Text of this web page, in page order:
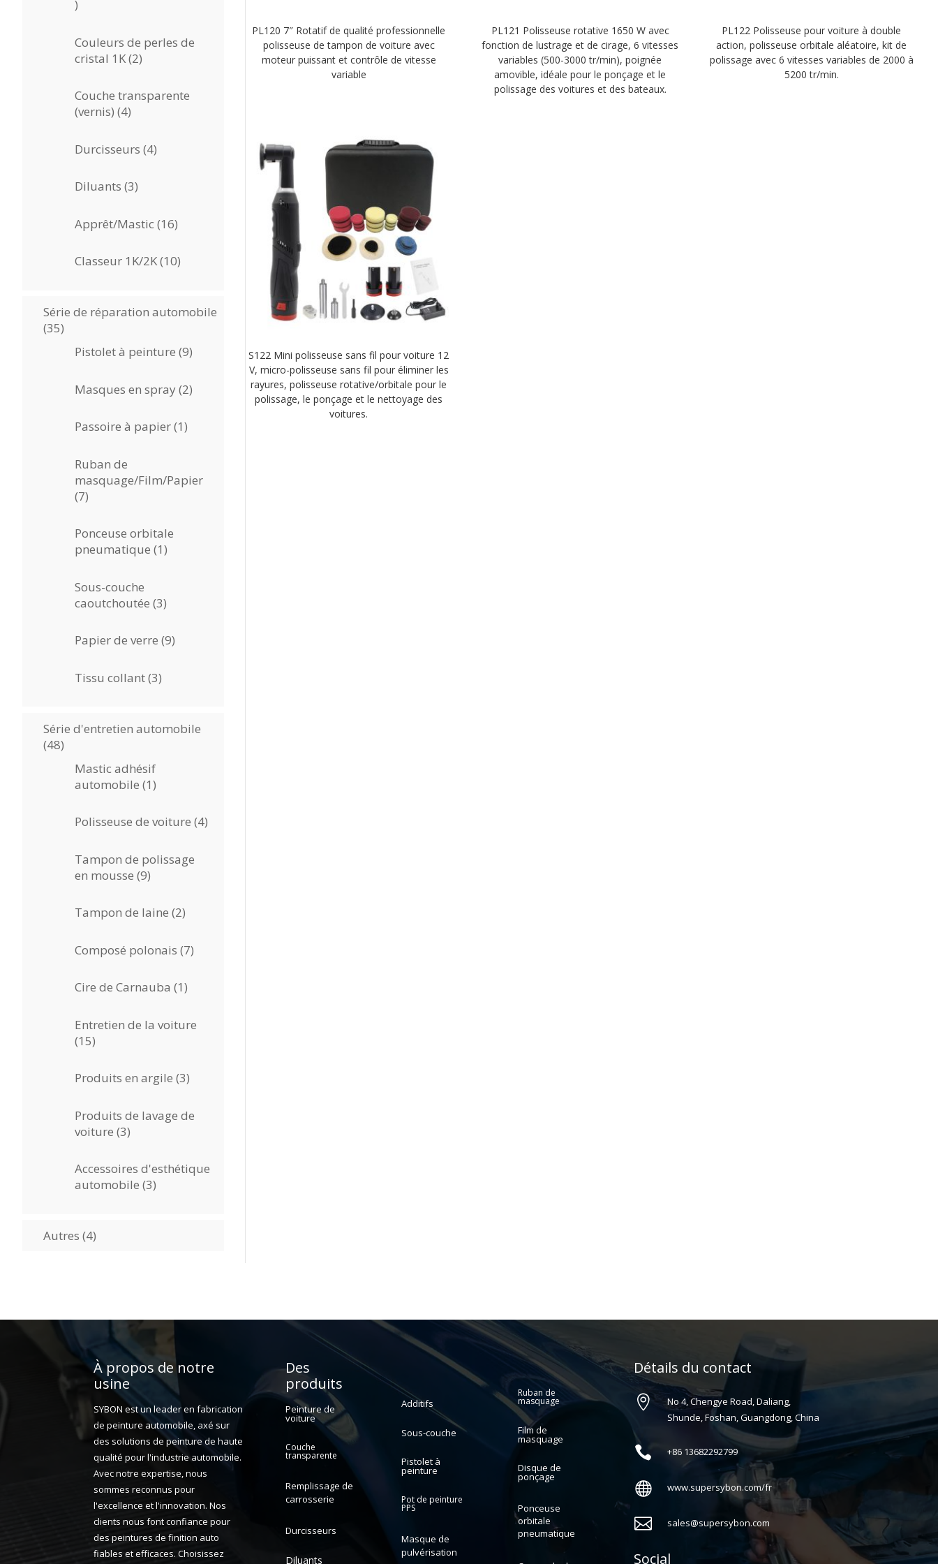
6
Couleurs de perles de
cristal 1K 22
Couche transparente
(vernis) 44
Durcisseurs 44
Diluants 33
Apprêt/Mastic 1616
Classeur 1K/2K 1010
Série de réparation automobile
3535
Pistolet à peinture 99
Masques en spray 22
Passoire à papier 11
Ruban de
masquage/Film/Papier
77
Ponceuse orbitale
pneumatique 11
Sous-couche
caoutchoutée 33
Papier de verre 99
Tissu collant 33
Série d'entretien automobile
4848
Mastic adhésif
automobile 11
Polisseuse de voiture 44
Tampon de polissage
en mousse 99
Tampon de laine 22
Composé polonais 77
Cire de Carnauba 11
Entretien de la voiture
1515
Produits en argile 33
Produits de lavage de
voiture 33
Accessoires d'esthétique
automobile 33
Autres 44
PL120 7″ Rotatif de qualité professionnelle
polisseuse de tampon de voiture avec
moteur puissant et contrôle de vitesse
variable
PL121 Polisseuse rotative 1650 W avec
fonction de lustrage et de cirage, 6 vitesses
variables (500-3000 tr/min), poignée
amovible, idéale pour le ponçage et le
polissage des voitures et des bateaux.
PL122 Polisseuse pour voiture à double
action, polisseuse orbitale aléatoire, kit de
polissage avec 6 vitesses variables de 2000 à
5200 tr/min.
S122 Mini polisseuse sans fil pour voiture 12
V, micro-polisseuse sans fil pour éliminer les
rayures, polisseuse rotative/orbitale pour le
polissage, le ponçage et le nettoyage des
voitures.
À propos de notre
usine
SYBON est un leader en fabrication
de peinture automobile, axé sur
des solutions de peinture de haute
qualité pour l'industrie automobile.
Avec notre expertise, nous
sommes reconnus pour
l'excellence et l'innovation. Nos
clients nous font confiance pour
des peintures de finition auto
fiables et efficaces. Choisissez
Des
produits
Peinture de
voiture
Couche
transparente
Remplissage de
carrosserie
Durcisseurs
Diluants
Automotive
Additifs
Sous-couche
Pistolet à
peinture
Pot de peinture
PPS
Masque de
pulvérisation
Auto paint
Ruban de
masquage
Film de
masquage
Disque de
ponçage
Ponceuse
orbitale
pneumatique
Détails du contact

No 4, Chengye Road, Daliang,
Shunde, Foshan, Guangdong, China
 +86 13682292799
 www.supersybon.com/fr
 sales@supersybon.com
Social